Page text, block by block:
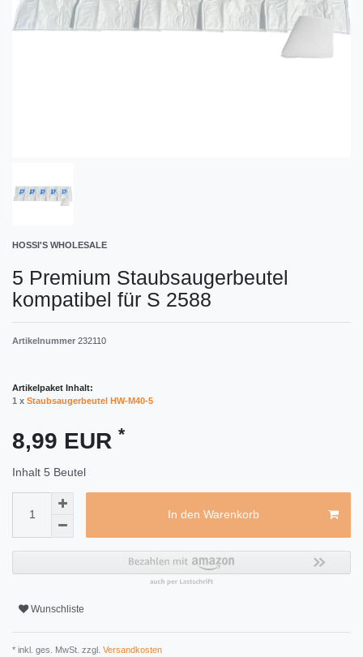
HOSSI'S WHOLESALE
5 Premium Staubsaugerbeutel
kompatibel für S 2588
Artikelnummer 232110
Artikelpaket Inhalt:
1 x Staubsaugerbeutel HW-M40-5
8,99 EUR *
Inhalt 5 Beutel
In den Warenkorb
Wunschliste
* inkl. ges. MwSt. zzgl. Versandkosten